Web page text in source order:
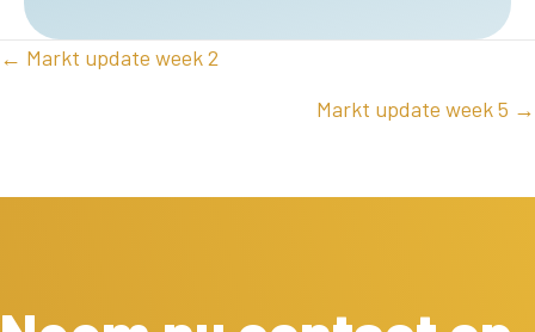
POSTS
← Markt update week 2
Markt update week 5 →